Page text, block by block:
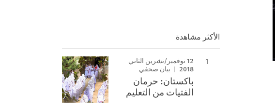
الأكثر مشاهدة
12 نوفمبر/تشرين الثاني
2018
بيان صحفي
باكستان: حرمان
الفتيات من التعليم